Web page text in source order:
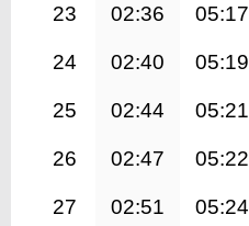
23 02:36 05:17
24 02:40 05:19
25 02:44 05:21
26 02:47 05:22
27 02:51 05:24